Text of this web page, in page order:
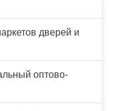
дверей и
оптово-